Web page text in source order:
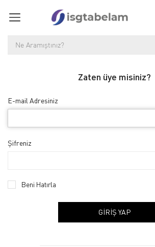
Zaten üye misiniz?
E-mail Adresiniz
Şifreniz
Beni Hatırla
GIRIŞ YAP